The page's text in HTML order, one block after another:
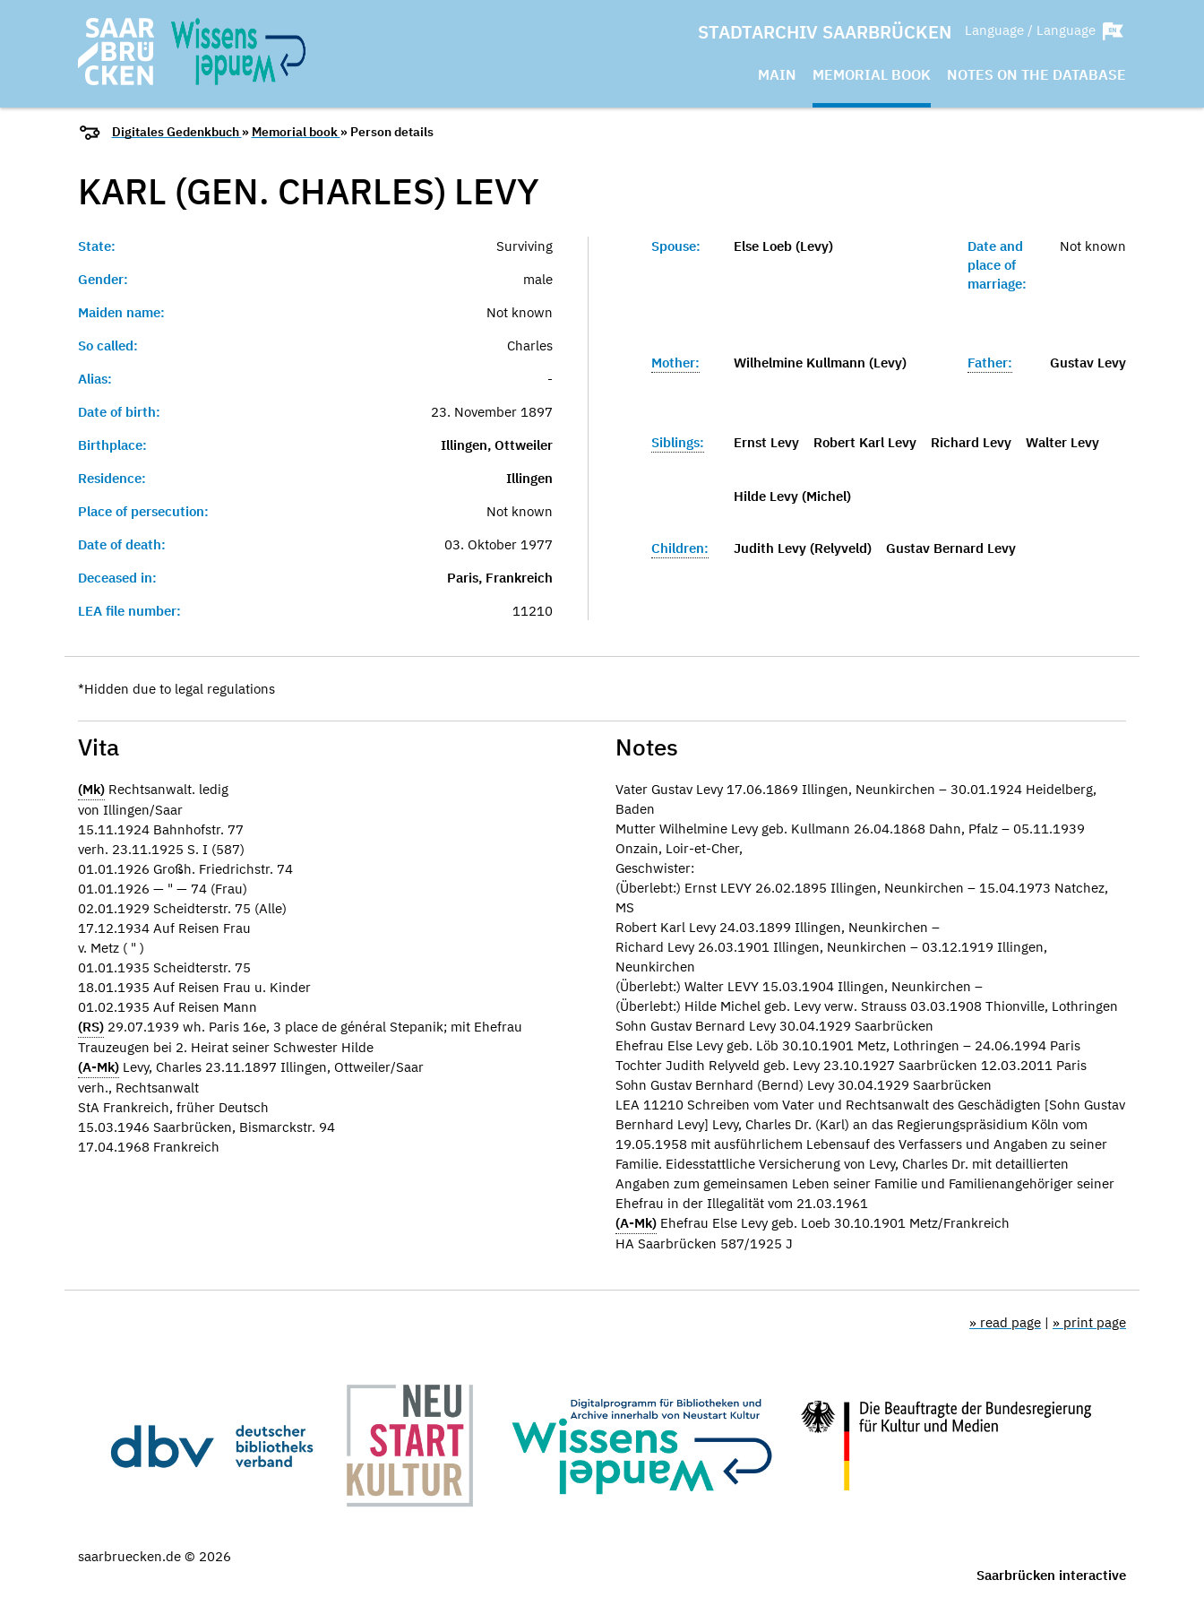
STADTARCHIV SAARBRÜCKEN Language / Language
MAIN MEMORIAL BOOK NOTES ON THE DATABASE
Digitales Gedenkbuch » Memorial book » Person details
KARL (GEN. CHARLES) LEVY
State:
Surviving
Gender:
male
Maiden name:
Not known
So called:
Charles
Alias:
-
Date of birth:
23. November 1897
Birthplace:
Illingen, Ottweiler
Residence:
Illingen
Place of persecution:
Not known
Date of death:
03. Oktober 1977
Deceased in:
Paris, Frankreich
LEA file number:
11210
Spouse: Else Loeb (Levy)
Date and
place of
marriage:
Not known
Mother: Wilhelmine Kullmann (Levy) Father: Gustav Levy
Siblings: Ernst Levy Robert Karl Levy Richard Levy Walter Levy
Hilde Levy (Michel)
Children: Judith Levy (Relyveld) Gustav Bernard Levy
*Hidden due to legal regulations
Vita
(Mk) Rechtsanwalt. ledig
von Illingen/Saar
15.11.1924 Bahnhofstr. 77
verh. 23.11.1925 S. I (587)
01.01.1926 Großh. Friedrichstr. 74
01.01.1926 — " — 74 (Frau)
02.01.1929 Scheidterstr. 75 (Alle)
17.12.1934 Auf Reisen Frau
v. Metz ( " )
01.01.1935 Scheidterstr. 75
18.01.1935 Auf Reisen Frau u. Kinder
01.02.1935 Auf Reisen Mann
(RS) 29.07.1939 wh. Paris 16e, 3 place de général Stepanik; mit Ehefrau
Trauzeugen bei 2. Heirat seiner Schwester Hilde
(A-Mk) Levy, Charles 23.11.1897 Illingen, Ottweiler/Saar
verh., Rechtsanwalt
StA Frankreich, früher Deutsch
15.03.1946 Saarbrücken, Bismarckstr. 94
17.04.1968 Frankreich
Notes
Vater Gustav Levy 17.06.1869 Illingen, Neunkirchen – 30.01.1924 Heidelberg,
Baden
Mutter Wilhelmine Levy geb. Kullmann 26.04.1868 Dahn, Pfalz – 05.11.1939
Onzain, Loir-et-Cher,
Geschwister:
(Überlebt:) Ernst LEVY 26.02.1895 Illingen, Neunkirchen – 15.04.1973 Natchez,
MS
Robert Karl Levy 24.03.1899 Illingen, Neunkirchen –
Richard Levy 26.03.1901 Illingen, Neunkirchen – 03.12.1919 Illingen,
Neunkirchen
(Überlebt:) Walter LEVY 15.03.1904 Illingen, Neunkirchen –
(Überlebt:) Hilde Michel geb. Levy verw. Strauss 03.03.1908 Thionville, Lothringen
Sohn Gustav Bernard Levy 30.04.1929 Saarbrücken
Ehefrau Else Levy geb. Löb 30.10.1901 Metz, Lothringen – 24.06.1994 Paris
Tochter Judith Relyveld geb. Levy 23.10.1927 Saarbrücken 12.03.2011 Paris
Sohn Gustav Bernhard (Bernd) Levy 30.04.1929 Saarbrücken
LEA 11210 Schreiben vom Vater und Rechtsanwalt des Geschädigten [Sohn Gustav
Bernhard Levy] Levy, Charles Dr. (Karl) an das Regierungspräsidium Köln vom
19.05.1958 mit ausführlichem Lebensauf des Verfassers und Angaben zu seiner
Familie. Eidesstattliche Versicherung von Levy, Charles Dr. mit detaillierten
Angaben zum gemeinsamen Leben seiner Familie und Familienangehöriger seiner
Ehefrau in der Illegalität vom 21.03.1961
(A-Mk) Ehefrau Else Levy geb. Loeb 30.10.1901 Metz/Frankreich
HA Saarbrücken 587/1925 J
» read page | » print page
saarbruecken.de © 2026
Saarbrücken interactive